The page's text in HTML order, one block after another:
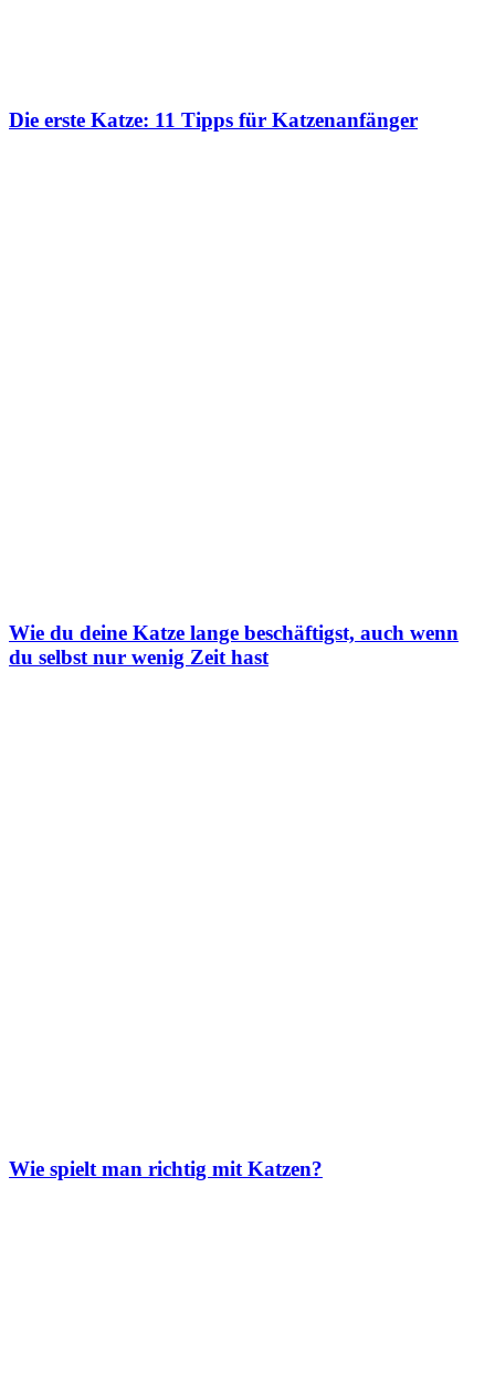
Die erste Katze: 11 Tipps für Katzenanfänger
Wie du deine Katze lange beschäftigst, auch wenn
du selbst nur wenig Zeit hast
Wie spielt man richtig mit Katzen?